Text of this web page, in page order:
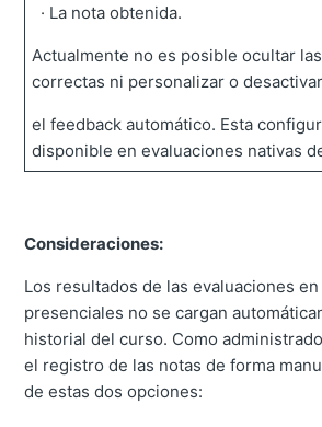
· La nota obtenida.
Actualmente no es posible ocultar
correctas ni personalizar o desactivar
el feedback automático. Esta
disponible en evaluaciones nativas
Consideraciones:
Los resultados de las evaluaciones
presenciales no se cargan
historial del curso. Como
el registro de las notas de forma
de estas dos opciones: